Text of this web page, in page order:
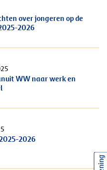
over jongeren op de
2026
WW naar werk en
2026